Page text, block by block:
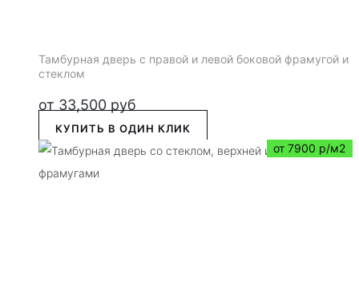
Тамбурная дверь с правой и левой боковой фрамугой и
стеклом
от 33,500 руб
КУПИТЬ В ОДИН КЛИК
от 7900 р/м2